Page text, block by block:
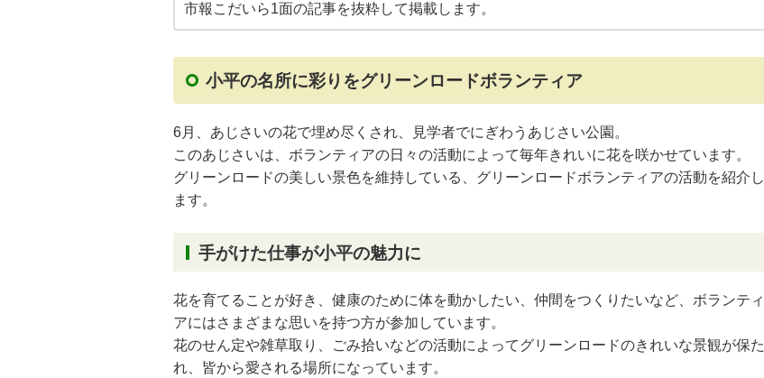
市報こだいら1面の記事を抜粋して掲載します。
小平の名所に彩りをグリーンロードボランティア
6月、あじさいの花で埋め尽くされ、見学者でにぎわうあじさい公園。
このあじさいは、ボランティアの日々の活動によって毎年きれいに花を咲かせています。
グリーンロードの美しい景色を維持している、グリーンロードボランティアの活動を紹介し
ます。
手がけた仕事が小平の魅力に
花を育てることが好き、健康のために体を動かしたい、仲間をつくりたいなど、ボランティ
アにはさまざまな思いを持つ方が参加しています。
花のせん定や雑草取り、ごみ拾いなどの活動によってグリーンロードのきれいな景観が保た
れ、皆から愛される場所になっています。